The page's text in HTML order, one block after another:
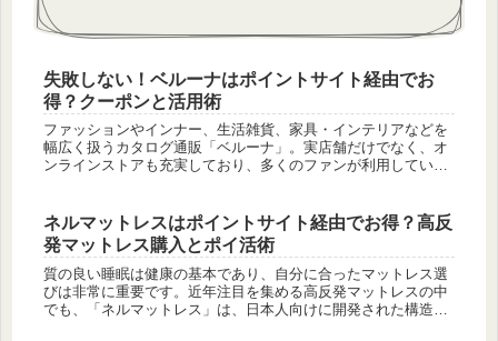
失敗しない！ベルーナはポイントサイト経由でお
得？クーポンと活用術
ファッションやインナー、生活雑貨、家具・インテリアなどを
幅広く扱うカタログ通販「ベルーナ」。実店舗だけでなく、オ
ンラインストアも充実しており、多くのファンが利用していま
ネルマットレスはポイントサイト経由でお得？高反
発マットレス購入とポイ活術
質の良い睡眠は健康の基本であり、自分に合ったマットレス選
びは非常に重要です。近年注目を集める高反発マットレスの中
でも、「ネルマットレス」は、日本人向けに開発された構造や